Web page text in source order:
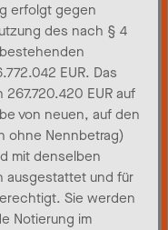
erfolgt gegen
des nach § 4
EUR. Das
EUR auf
von neuen, auf den
ohne Nennbetrag)
mit denselben
ausgestattet und für
Sie werden
Notierung im